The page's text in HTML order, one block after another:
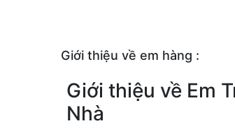
Giới thiệu về em hàng :
Giới thiệu về Em
Nhà